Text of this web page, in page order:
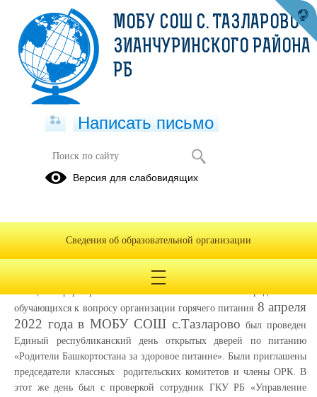
Единый республиканский День
открытых дверей «Родители
питание!»
обучающихся к вопросу организации горячего питания 8 апреля
2022 года в МОБУ СОШ с.Тазларовобыл проведен
Единый республиканский день открытых дверей по питанию
«Родители Башкортостана за здоровое питание». Были приглашены
председатели классных родительских комитетов и члены ОРК. В
этот же день был с проверкой сотрудник ГКУ РБ «Управление
МОБУ СОШ С. ТАЗЛАРОВО
ЗИАНЧУРИНСКОГО РАЙОНА
РБ
Написать письмо
Версия для слабовидящих
Сведения об образовательной организации